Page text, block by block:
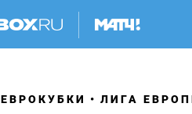
ЕВРОКУБКИ ЛИГА